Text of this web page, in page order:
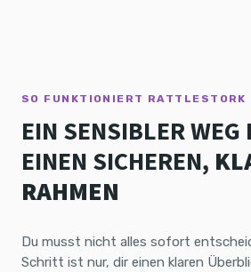
SO FUNKTIONIERT RATTLESTORK
EIN SENSIBLER
EINEN SICHEREN,
RAHMEN
Du musst nicht alles sofort
Schritt ist nur, dir einen klaren